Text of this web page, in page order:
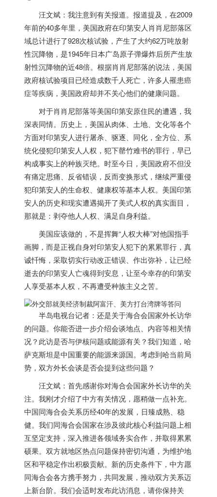
汪文斌：我注意到有关报道。报道提及，在2009
年前的40多年里， 美国政府在印第安人肖肖尼部落区
域总计进行了928次核试验，产生了大约62万吨放射
性沉降物，是1945年日本广岛原子弹爆炸后所产生放
射性沉降物的近48倍。根据肖肖尼部落的说法， 美国
政府核试验项目已经造成数千人死亡，许多人罹患癌
症等疾病， 美国政府却并不关心他们的健康问题。
对于肖肖尼部落等美国印第安原住民的遭遇，我
深表同情。历史上， 美国从肉体、土地、文化等各个
方面对印第安人进行屠杀、驱逐、同化，全方位、系
统化侵犯印第安人人权，犯下罄竹难书的罪行，早已
构成事实上的种族灭绝。时至今日， 美国政府不但没
有痛定思痛、反省错误，反而变换形式，继续严重侵
犯印第安人的生命权、健康权等基本人权。 美国印第
安人的历史和现实遭遇揭开了美式人权的真实面目，
那就是：剥夺他人人权、满足自身利益。
美国应该做的，不是挥舞“人权大棒”对他国指手
画脚，而是正视自身对印第安人犯下的累累罪行，真
诚忏悔，采取切实行动改正错误、作出弥补，让已经
逝去的印第安人亡魂得到安息，让至今幸存的印第安
人享受基本人权，不再遭受种族主义之苦。
半岛电视台记者：还是关于海合会国家外长访华
的问题。你能否进一步介绍会谈地点、内容等相关情
况？此访是否与伊核问题或能源有关？我们知道，哈
萨克斯坦是中国重要的能源来源国。考虑到哈当前局
势，双方外长会谈是否会提到这些问题？
汪文斌：首先感谢你对海合会国家外长访华的关
注。我刚才介绍了中方有关情况，愿稍做一点补充。
中国同海合会关系历经40年的发展，日臻成熟、稳
健。我们同海合会国家在涉及彼此核心利益问题上相
互坚定支持，深入推进各领域务实合作，并取得累累
硕果。双方就地区热点问题保持密切沟通，为维护地
区和平稳定作出积极贡献。新的历史条件下，中方愿
同海合会各方携手努力，共同发展，推动双方关系迈
上新台阶。我们会适时发布此访消息，请你保持关